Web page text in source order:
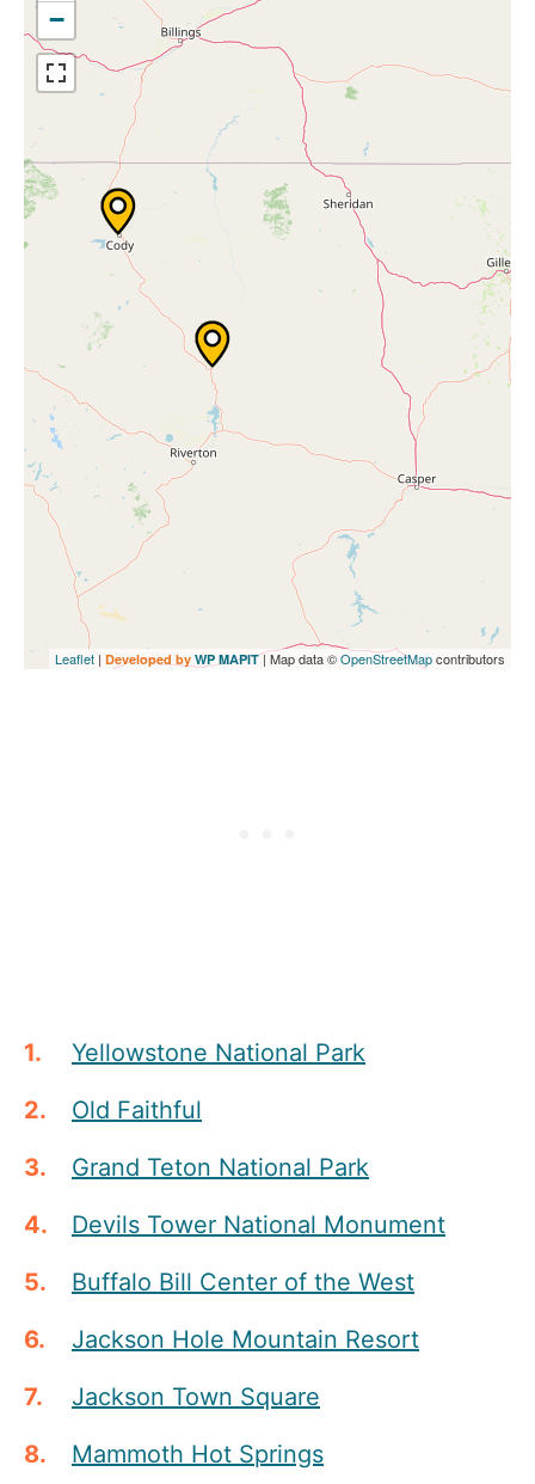
−
Leaflet | Developed by WP MAPIT| Map data ©OpenStreetMapcontributors
Yellowstone National Park
Old Faithful
Grand Teton National Park
Devils Tower National Monument
Buffalo Bill Center of the West
Jackson Hole Mountain Resort
Jackson Town Square
Mammoth Hot Springs